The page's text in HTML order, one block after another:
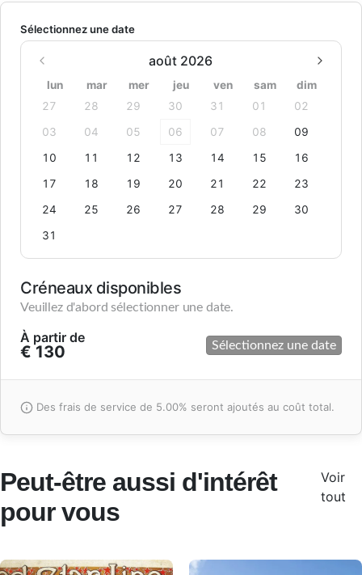
Sélectionnez une date
août 2026
lun mar mer jeu ven sam
dim
27
28 29 30 31 01
02
03
04 05 06 07 08
09
10
11 12 13 14 15
16
17
18 19 20 21 22
23
24
25 26 27 28 29
30
31
Créneaux disponibles
Veuillez d'abord sélectionner une date.
À partir de
€ 130 Sélectionnez une date
Des frais de service de 5.00% seront ajoutés au coût total.
Peut-être aussi d'intérêt
pour vous
Voir
tout